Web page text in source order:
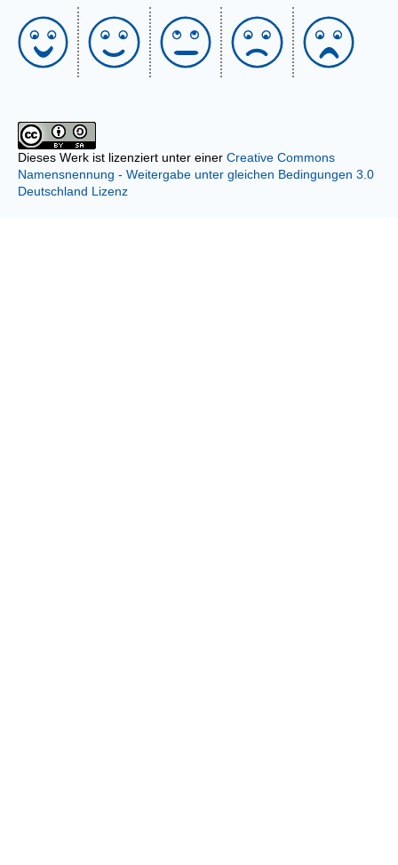
Dieses Werk ist lizenziert unter einer Creative Commons
Namensnennung - Weitergabe unter gleichen Bedingungen 3.0
Deutschland Lizenz